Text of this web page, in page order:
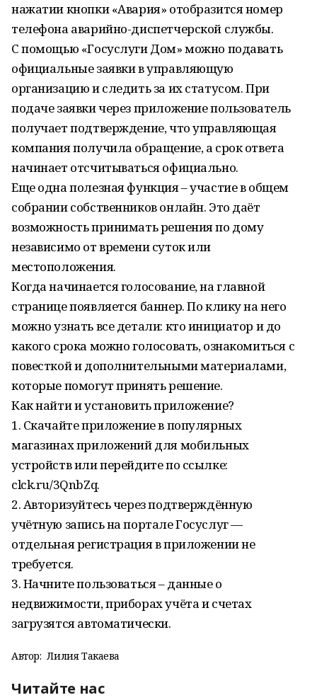
нажатии кнопки «Авария» отобразится номер
телефона аварийно-диспетчерской службы.
С помощью «Госуслуги Дом» можно подавать
официальные заявки в управляющую
организацию и следить за их статусом. При
подаче заявки через приложение пользователь
получает подтверждение, что управляющая
компания получила обращение, а срок ответа
начинает отсчитываться официально.
Еще одна полезная функция – участие в общем
собрании собственников онлайн. Это даёт
возможность принимать решения по дому
независимо от времени суток или
местоположения.
Когда начинается голосование, на главной
странице появляется баннер. По клику на него
можно узнать все детали: кто инициатор и до
какого срока можно голосовать, ознакомиться с
повесткой и дополнительными материалами,
которые помогут принять решение.
Как найти и установить приложение?
1. Скачайте приложение в популярных
магазинах приложений для мобильных
устройств или перейдите по ссылке:
clck.ru/3QnbZq.
2. Авторизуйтесь через подтверждённую
учётную запись на портале Госуслуг —
отдельная регистрация в приложении не
требуется.
3. Начните пользоваться – данные о
недвижимости, приборах учёта и счетах
загрузятся автоматически.
Автор: Лилия Такаева
Читайте нас